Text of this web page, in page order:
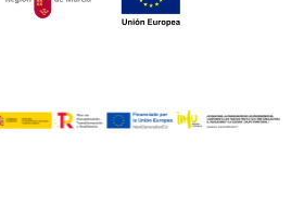
Política de privacidadAviso Legal